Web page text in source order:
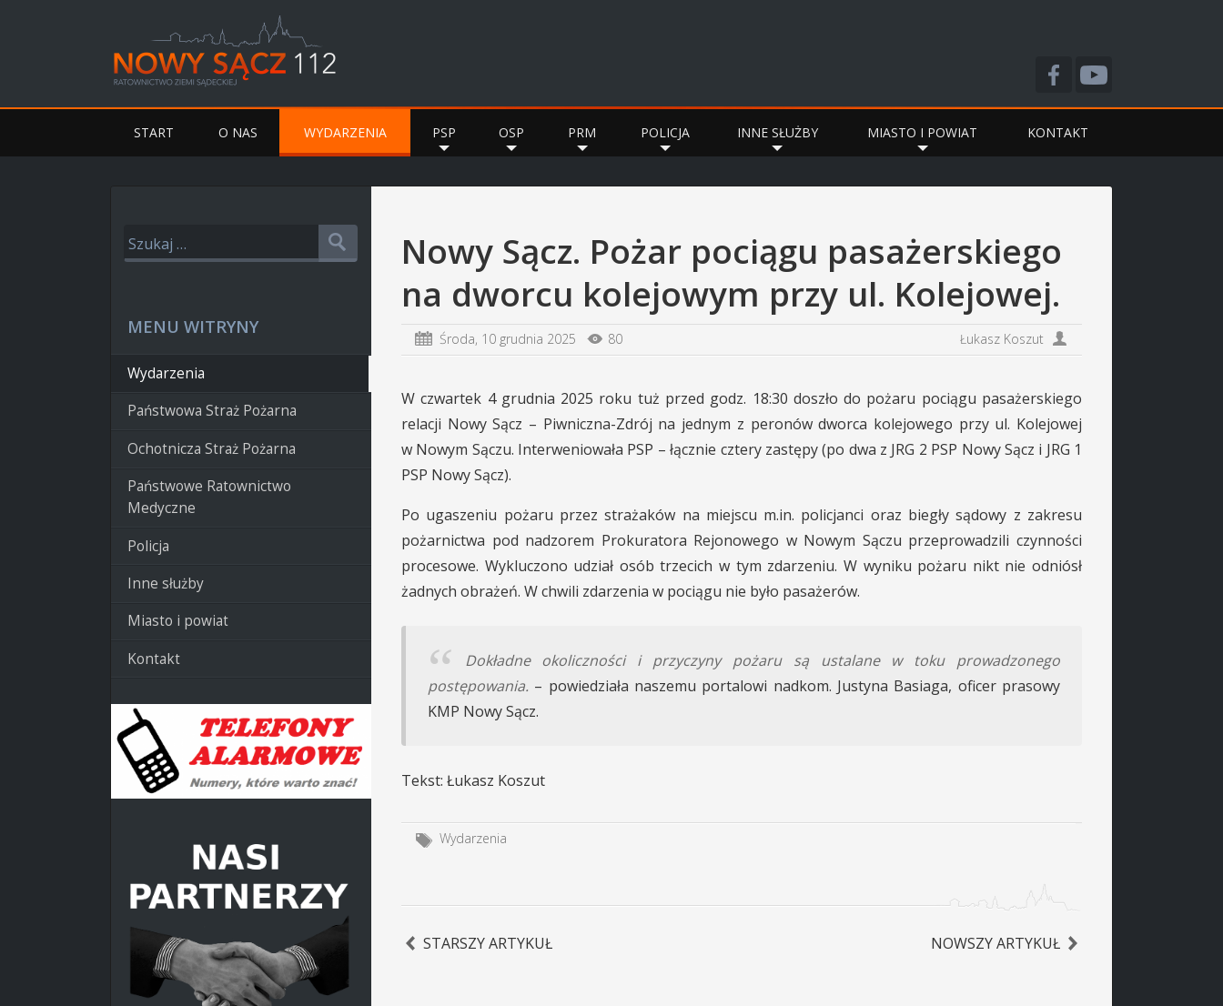
START O NAS WYDARZENIA PSP OSP PRM POLICJA INNE SŁUŻBY MIASTO I POWIAT KONTAKT
Nowy Sącz. Pożar pociągu pasażerskiego
na dworcu kolejowym przy ul. Kolejowej.
Środa, 10 grudnia 2025 80 Łukasz Koszut
W czwartek 4 grudnia 2025 roku tuż przed godz. 18:30 doszło do pożaru pociągu pasażerskiego
relacji Nowy Sącz – Piwniczna-Zdrój na jednym z peronów dworca kolejowego przy ul. Kolejowej
w Nowym Sączu. Interweniowała PSP – łącznie cztery zastępy (po dwa z JRG 2 PSP Nowy Sącz i JRG 1
PSP Nowy Sącz).
Po ugaszeniu pożaru przez strażaków na miejscu m.in. policjanci oraz biegły sądowy z zakresu
pożarnictwa pod nadzorem Prokuratora Rejonowego w Nowym Sączu przeprowadzili czynności
procesowe. Wykluczono udział osób trzecich w tym zdarzeniu. W wyniku pożaru nikt nie odniósł
żadnych obrażeń. W chwili zdarzenia w pociągu nie było pasażerów.
Dokładne okoliczności i przyczyny pożaru są ustalane w toku prowadzonego
postępowania. – powiedziała naszemu portalowi nadkom. Justyna Basiaga, oficer prasowy
KMP Nowy Sącz.
Tekst: Łukasz Koszut
Wydarzenia
STARSZY ARTYKUŁ NOWSZY ARTYKUŁ
MENU WITRYNY
Wydarzenia
Państwowa Straż Pożarna
Ochotnicza Straż Pożarna
Państwowe Ratownictwo
Medyczne
Policja
Inne służby
Miasto i powiat
Kontakt